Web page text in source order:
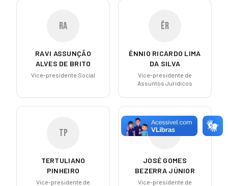
RA
RAVI ASSUNÇÃO
ALVES DE BRITO
Vice-presidente Social
ÊR
ÊNNIO RICARDO LIMA
DA SILVA
Vice-presidente de
Assuntos Jurídicos
TP
TERTULIANO
PINHEIRO
Vice-presidente de
JG
JOSÉ GOMES
BEZERRA JÚNIOR
Vice-presidente de